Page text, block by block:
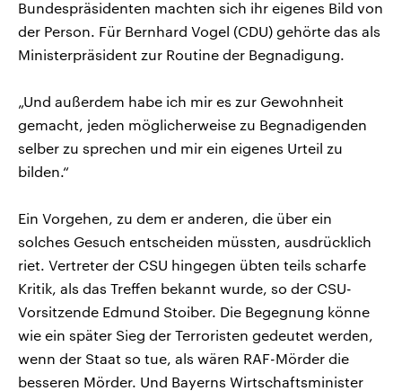
Bundespräsidenten machten sich ihr eigenes Bild von
der Person. Für Bernhard Vogel (CDU) gehörte das als
Ministerpräsident zur Routine der Begnadigung.
„Und außerdem habe ich mir es zur Gewohnheit
gemacht, jeden möglicherweise zu Begnadigenden
selber zu sprechen und mir ein eigenes Urteil zu
bilden.“
Ein Vorgehen, zu dem er anderen, die über ein
solches Gesuch entscheiden müssten, ausdrücklich
riet. Vertreter der CSU hingegen übten teils scharfe
Kritik, als das Treffen bekannt wurde, so der CSU-
Vorsitzende Edmund Stoiber. Die Begegnung könne
wie ein später Sieg der Terroristen gedeutet werden,
wenn der Staat so tue, als wären RAF-Mörder die
besseren Mörder. Und Bayerns Wirtschaftsminister